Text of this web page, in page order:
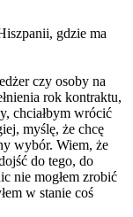
gdzie ma
czy osoby na
rok kontraktu,
chciałbym wrócić
myślę, że chcę
wybór. Wiem, że
do tego, do
nie mogłem zrobić
w stanie coś